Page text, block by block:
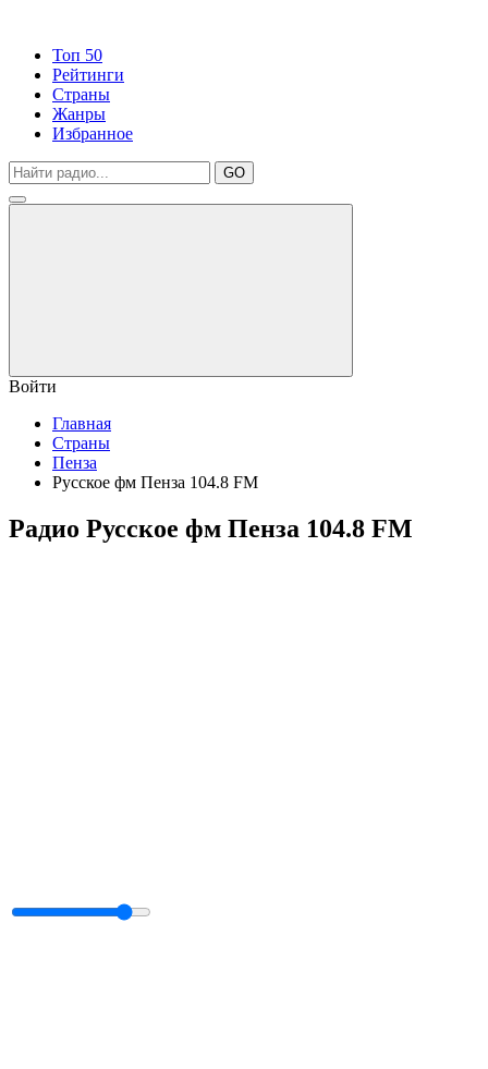
Топ 50
Рейтинги
Страны
Жанры
Избранное
GO
Войти
Главная
Страны
Пензa
Русское фм Пенза 104.8 FM
Радио Русское фм Пенза 104.8 FM